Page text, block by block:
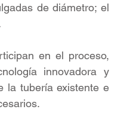
de diámetro; el
en el proceso,
innovadora y
la tubería existente e